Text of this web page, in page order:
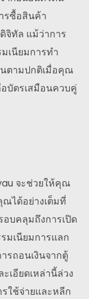
รซื้อสินค้า
จิทัล แม้ว่าการ
เนียมการทำ
นตามปกติเมื่อคุณ
บัตรเสมือนควบคู่
จะช่วยให้คุณ
ณได้อย่างเต็มที่
บคลุมถึงการเปิด
มเนียมการแลก
รถอนเงินจากตู้
เอียดเหล่านี้ล่วง
ใช้จ่ายและหลีก